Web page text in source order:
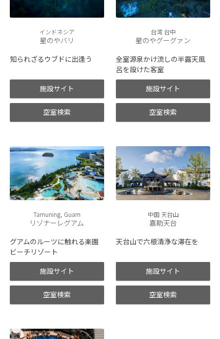
インドネシア
星のやバリ
知られざるウブドに出逢う
施設サイト
空室検索
台湾 台中
星のやグーグァン
全室源泉かけ流しの半露天風
呂を設けた客室
施設サイト
空室検索
Tamuning, Guam
リゾナーレグアム
グアムのルーツに触れる楽園
ビーチリゾート
施設サイト
空室検索
中国 天台山
嘉助天台
天台山で六根清浄な滞在を
施設サイト
空室検索